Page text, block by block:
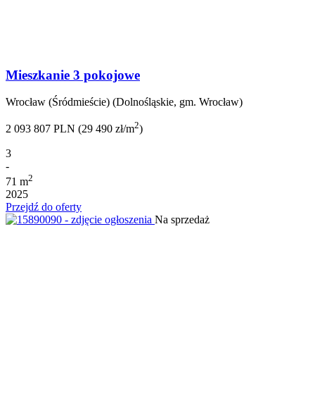
Mieszkanie 3 pokojowe
Wrocław (Śródmieście) (Dolnośląskie, gm. Wrocław)
2 093 807 PLN (29 490 zł/m2)
3
-
71 m2
2025
Przejdź do oferty
Na sprzedaż